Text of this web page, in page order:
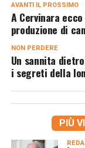
AVANTI IL ​​PROSSIMO
A Cervinara
produzione di
NON PERDERE
Un sannita
i segreti della
PIÙ